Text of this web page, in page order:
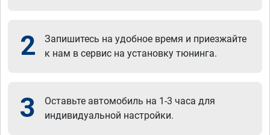
2
Запишитесь на удобное время и приезжайте
к нам в сервис на установку тюнинга.
3
Оставьте автомобиль на 1-3 часа для
индивидуальной настройки.